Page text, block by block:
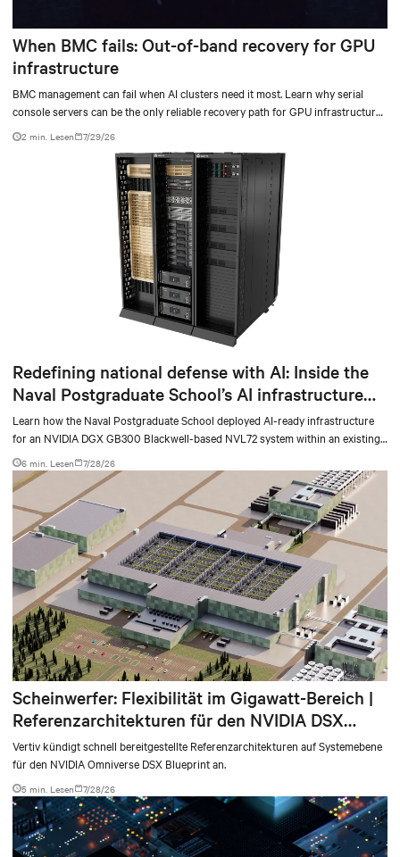
When BMC fails: Out-of-band recovery for GPU
infrastructure
BMC management can fail when AI clusters need it most. Learn why serial
console servers can be the only reliable recovery path for GPU infrastructure
at scale.
2 min. Lesen 7/29/26
Redefining national defense with AI: Inside the
Naval Postgraduate School’s AI infrastructure
deployment
Learn how the Naval Postgraduate School deployed AI-ready infrastructure
for an NVIDIA DGX GB300 Blackwell-based NVL72 system within an existing
facility, creating a repeatable model for high-density, liquid-cooled AI
environments.
6 min. Lesen 7/28/26
Scheinwerfer: Flexibilität im Gigawatt-Bereich |
Referenzarchitekturen für den NVIDIA DSX
Blueprint
Vertiv kündigt schnell bereitgestellte Referenzarchitekturen auf Systemebene
für den NVIDIA Omniverse DSX Blueprint an.
5 min. Lesen 7/28/26